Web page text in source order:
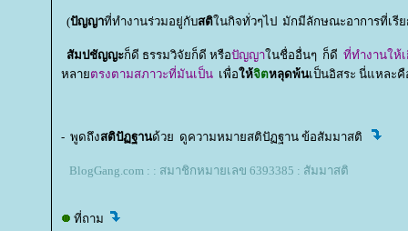
(ปัญญาที่ทำงานร่วมอยู่กับสตินกิจทั่วๆไป มักมีลักษณะอาการที่เรี
สัมปชัญญะก็ดี ธรรมวิจัยก็ดี หรือปัญญานชื่ออื่นๆ ก็ดี ที่ทำงานให้
หลาตรงตามสภาวะที่มันเป็น เพื่อห้จิตหลุดพ้นเป็นอิสระ นี่แหละคื
- พูดถึงสติปัฏฐานด้วย ดูความหมายสติปัฏฐาน ข้อสัมมาสติ
BlogGang.com : : สมาชิกหมายเลข 6393385 : สัมมาสติ
ที่ถาม